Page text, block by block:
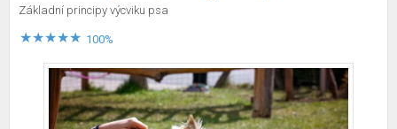
Základní principy výcviku psa
100%